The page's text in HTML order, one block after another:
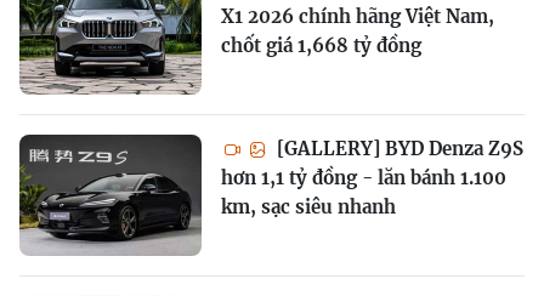
X1 2026 chính hãng Việt Nam,
chốt giá 1,668 tỷ đồng
[GALLERY] BYD Denza Z9S
hơn 1,1 tỷ đồng - lăn bánh 1.100
km, sạc siêu nhanh